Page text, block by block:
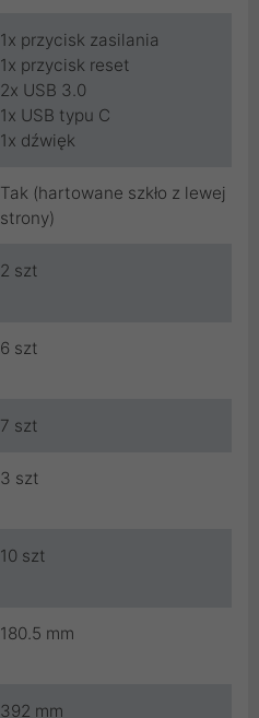
1x przycisk zasilania
1x przycisk reset
2x USB 3.0
1x USB typu C
1x dźwięk
Tak (hartowane szkło z lewej
strony)
2 szt
6 szt
7 szt
3 szt
10 szt
180.5 mm
392 mm